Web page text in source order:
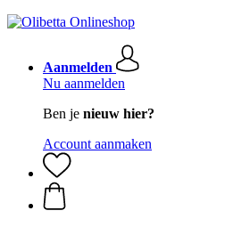
Aanmelden
Nu aanmelden
Ben je nieuw hier?
Account aanmaken